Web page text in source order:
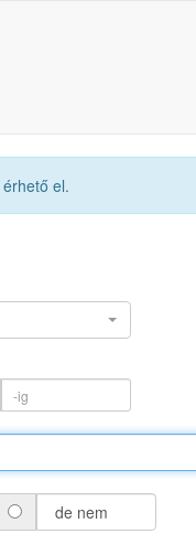
érhető el.
de nem